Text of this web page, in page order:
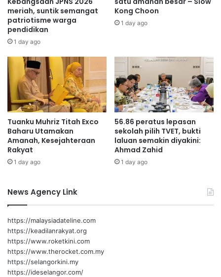
ujarnya.
Dato’ Seri Anwar Ibrahim
k
l
e
b
h
1
,
2
0
0
p
e
s
e
r
d
a
l
h
j
i
m
e
n
c
u
r
i
g
a
n
meriah, suntik semangat
patriotisme warga
pendidikan
1 day ago
Kong Choon
1 day ago
Tuanku Muhriz Titah Exco
Baharu Utamakan
Amanah, Kesejahteraan
Rakyat
1 day ago
56.86 peratus lepasan
sekolah pilih TVET, bukti
laluan semakin diyakini:
Ahmad Zahid
1 day ago
News Agency Link
https://malaysiadateline.com
https://keadilanrakyat.org
https://www.roketkini.com
https://www.therocket.com.my
https://selangorkini.my
https://ideselangor.com/